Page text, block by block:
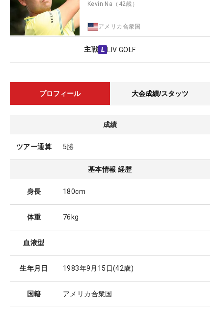
Kevin Na （42歳）
アメリカ合衆国
主戦 LIV GOLF
プロフィール 大会成績/スタッツ
成績
ツアー通算 5勝
基本情報 経歴
身長 180cm
体重 76kg
血液型
生年月日 1983年9月15日(42歳)
国籍 アメリカ合衆国